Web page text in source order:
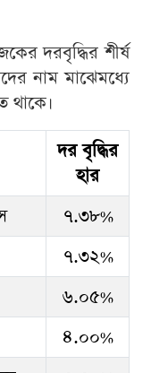
দরবৃদ্ধির শীর্ষ
নাম মাঝেমধ্যে
দর বৃদ্ধির
হার
৭.৩৮%
৭.৩২%
৬.০৫%
৪.০০%